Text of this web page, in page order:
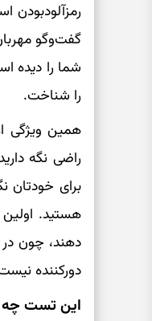
گفت‌وگو
شما را دیده
را شناخت.
همین ویژگی
راضی نگه
برای خودتان
هستید.
دهند، چون
دورکننده
این تست چه